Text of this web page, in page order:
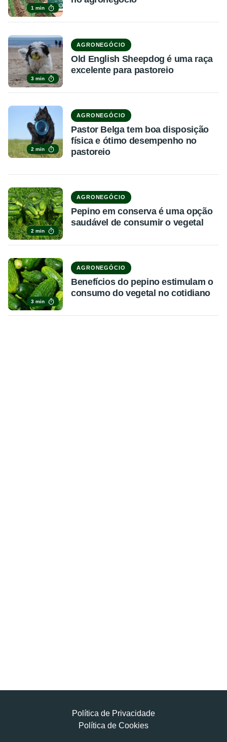
1 min
3 min
AGRONEGÓCIO
Old English Sheepdog é uma raça
excelente para pastoreio
2 min
AGRONEGÓCIO
Pastor Belga tem boa disposição
física e ótimo desempenho no
pastoreio
2 min
AGRONEGÓCIO
Pepino em conserva é uma opção
saudável de consumir o vegetal
3 min
AGRONEGÓCIO
Benefícios do pepino estimulam o
consumo do vegetal no cotidiano
Política de Privacidade
Política de Cookies